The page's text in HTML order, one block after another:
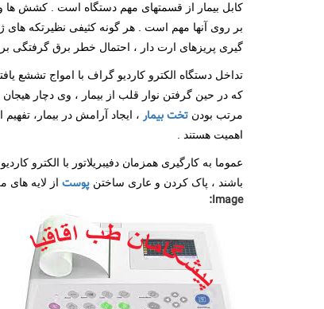
کابل بیمار از قسمتهای مهم دستگاه است . کشش ها
بر روی آنها مهم است . هر گونه کثیفی نظیرتکه
گیری پریزهای ارت دار ، احتمال خطر برق گرفتگی
مرتب بودن تخت بیمار
اهمیت هستند .
عموما به کارگیری همزمان دفیبریلاتور با الکترو
باشند ، پاک کردن و عاری ساختن پوست از لایه
Image: